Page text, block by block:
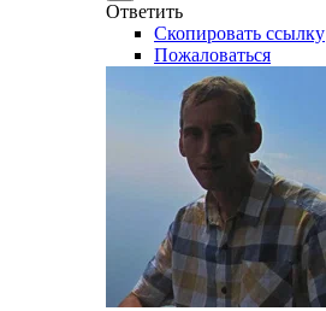
Ответить
Скопировать ссылку
Пожаловаться